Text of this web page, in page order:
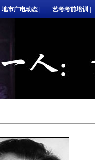
地市广电动态 艺考考前培训